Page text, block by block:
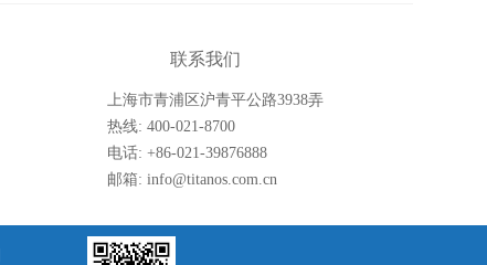
联系我们
上海市青浦区沪青平公路3938弄
26号楼
热线: 400-021-8700
电话: +86-021-39876888
邮箱: info@titanos.com.cn